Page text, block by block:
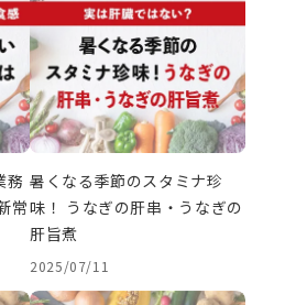
務
常
暑くなる季節のスタミナ珍
味！ うなぎの肝串・うなぎの
肝旨煮
2025/07/11